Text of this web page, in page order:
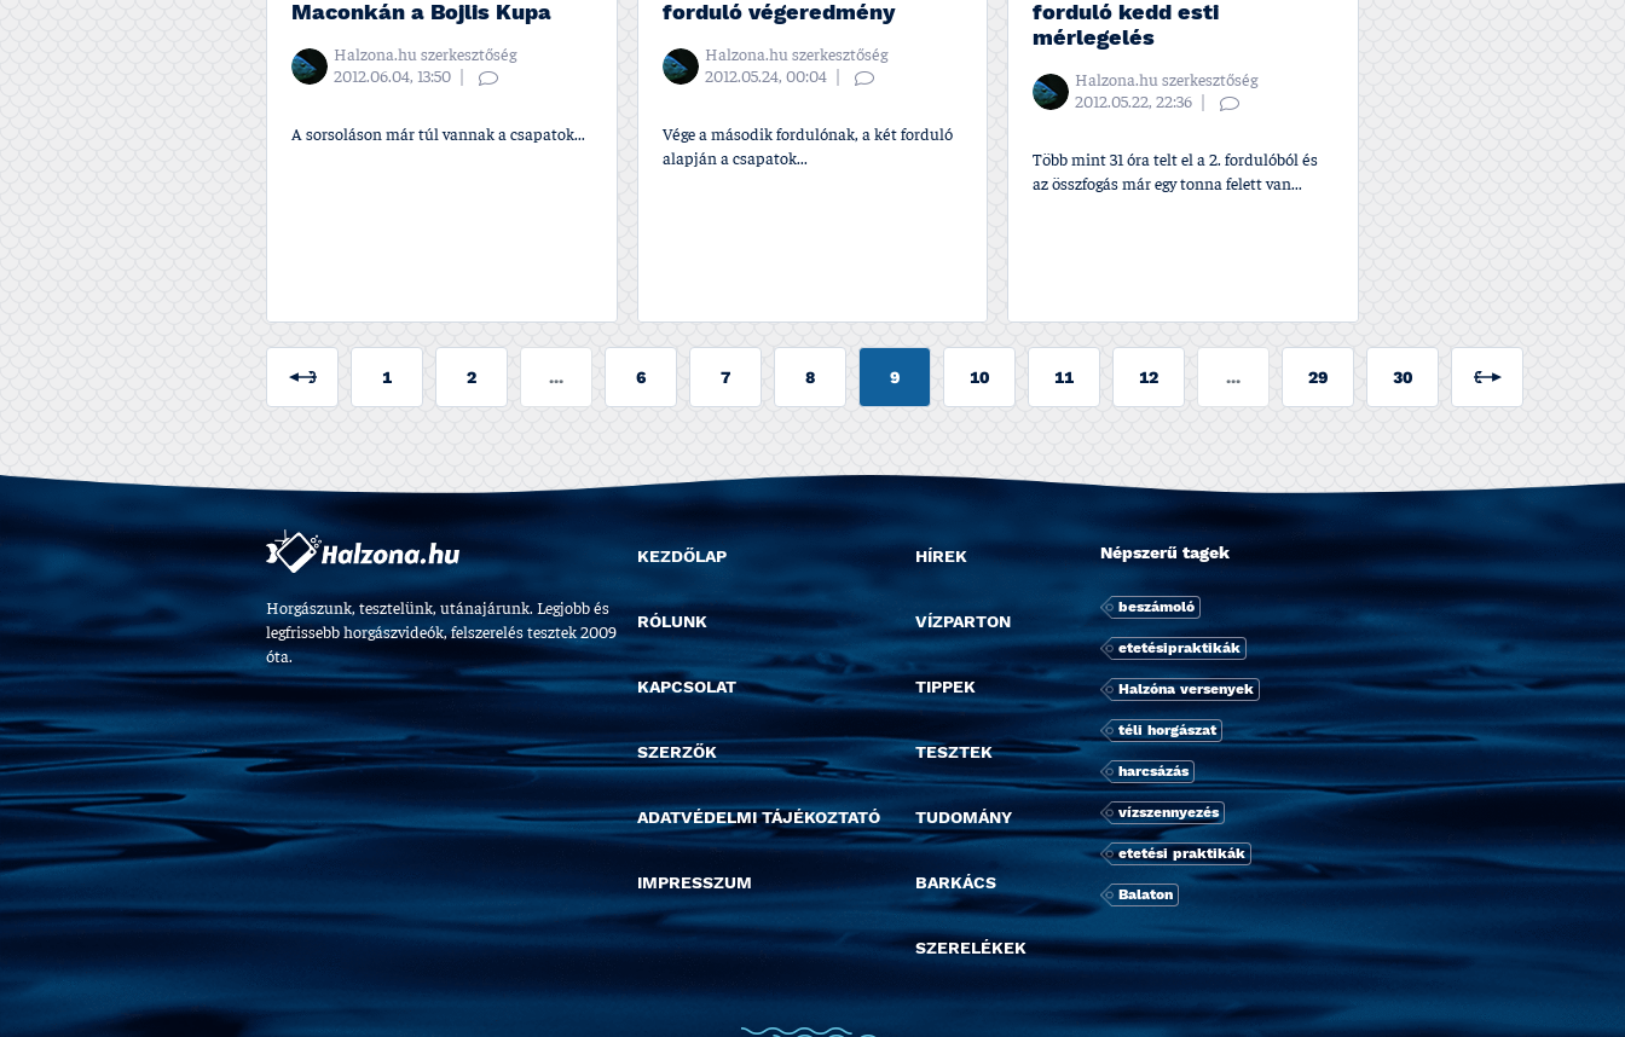
Maconkán a Bojlis Kupa
Halzona.hu szerkesztőség
2012.06.04, 13:50
A sorsoláson már túl vannak a csapatok...
forduló végeredmény
Halzona.hu szerkesztőség
2012.05.24, 00:04
Vége a második fordulónak, a két forduló
alapján a csapatok...
forduló kedd esti
mérlegelés
Halzona.hu szerkesztőség
2012.05.22, 22:36
Több mint 31 óra telt el a 2. fordulóból és
az összfogás már egy tonna felett van...
1 2 ... 6 7 8 9 10 11 12 ... 29 30
Horgászunk, tesztelünk, utánajárunk. Legjobb és
legfrissebb horgászvideók, felszerelés tesztek 2009
óta.
KEZDŐLAP
RÓLUNK
KAPCSOLAT
SZERZŐK
ADATVÉDELMI TÁJÉKOZTATÓ
IMPRESSZUM
HÍREK
VÍZPARTON
TIPPEK
TESZTEK
TUDOMÁNY
BARKÁCS
SZERELÉKEK
Népszerű tagek
beszámoló
etetésipraktikák
Halzóna versenyek
téli horgászat
harcsázás
ví­zszennyezés
etetési praktikák
Balaton